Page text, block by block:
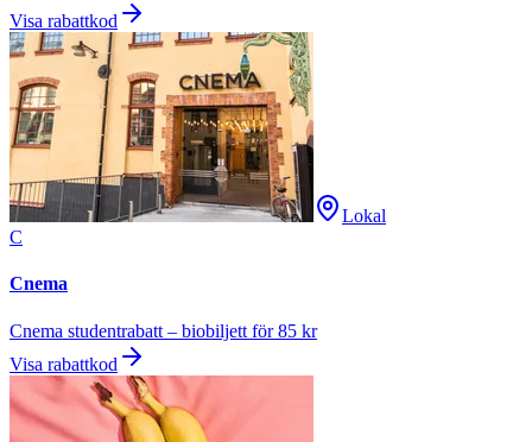
Visa rabattkod
Lokal
C
Cnema
Cnema studentrabatt – biobiljett för 85 kr
Visa rabattkod